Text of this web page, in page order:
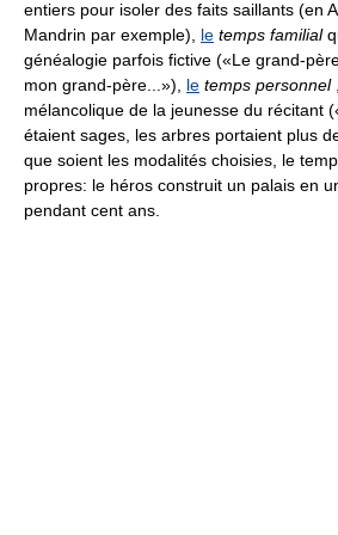
entiers pour isoler des faits saillants (en
Mandrin par exemple), le temps familial
généalogie parfois fictive («Le grand-
mon grand-père...»), le temps personnel
mélancolique de la jeunesse du récitant
étaient sages, les arbres portaient plus
que soient les modalités choisies, le
propres: le héros construit un palais en
pendant cent ans.